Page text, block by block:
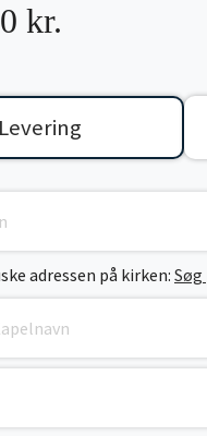
kr.
Levering
adressen på kirken:Søg